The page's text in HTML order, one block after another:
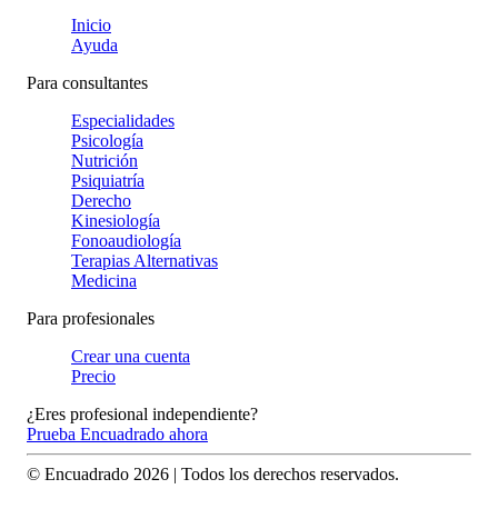
Inicio
Ayuda
Para consultantes
Especialidades
Psicología
Nutrición
Psiquiatría
Derecho
Kinesiología
Fonoaudiología
Terapias Alternativas
Medicina
Para profesionales
Crear una cuenta
Precio
¿Eres profesional independiente?
Prueba Encuadrado ahora
© Encuadrado 2026 | Todos los derechos reservados.